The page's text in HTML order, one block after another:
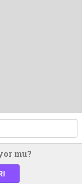
mu?